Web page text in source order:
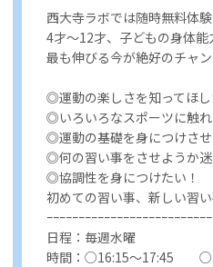
西大寺ラボでは随時無料体験
4才～12才、子どもの身体
最も伸びる今が絶好のチャン
◎運動の楽しさを知ってほし
◎いろいろなスポーツに触
◎運動の基礎を身につけさせ
◎何の習い事をさせようか迷
◎協調性を身につけたい！
初めての習い事、新しい習
ｰｰｰｰｰｰｰｰｰｰｰｰｰｰｰｰｰｰｰｰｰｰｰｰｰ
日程：毎週水曜
時間：○16:15～17:45